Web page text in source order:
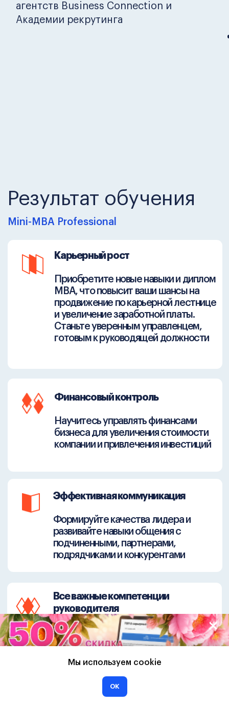
Мы используем cookie
ОК
Курс в подарок
Получить консультацию
Образовательная
платформа
Практика, гибкость и доступность наших
программ делают их удачным решением
для всех, кто ценит свое время и хочет
сам планировать свои ресурсы.
Лучшая онлайн-бизнес школа
лауреат премии «Эффективное
лауреат премии «Эффективное
City Business
School —
инновационное
бизнес-
образование в РФ
и странах СНГ